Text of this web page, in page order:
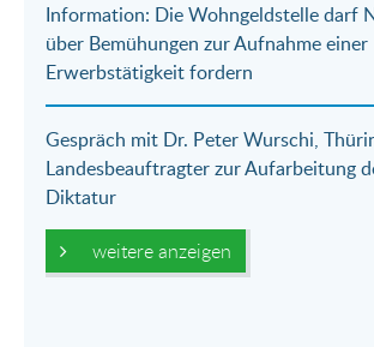
Information: Die Wohngeldstelle darf
über Bemühungen zur Aufnahme einer
Erwerbstätigkeit fordern
Gespräch mit Dr. Peter Wurschi,
Landesbeauftragter zur Aufarbeitung
Diktatur
weitere anzeigen